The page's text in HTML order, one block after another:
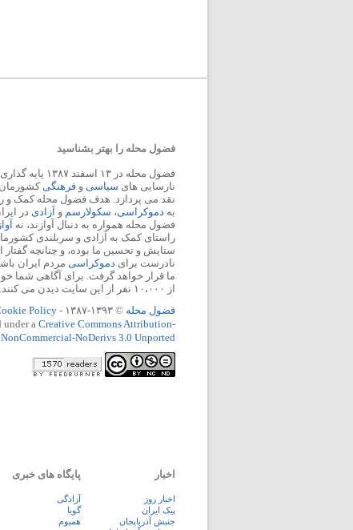
فضول محله را بهتر بشناسید
فضول محله در ۱۳
نارسایی های سیاسی و فرهنگیکشورمان
نقد می پردازد. هدف فضول محله کمک و
به دموکراسی، سکولارسم و آزادی در
فضول محله همواره به دنبال آوازند، نه
راستای کمک به آزادی و سربلندی
ستایش و تحسین ما بوده، و چنانچه گفتار
نادرست برای دموکراسی مردم ایران
ما قرار خواهد گرفت. برای آگاهی شما
از ۱۰،۰۰۰ نفر از این سایت دیدن می کنند.
فضول محله © ۱۳۹۳-۱۳۸۷ -
Policy
under a Creative Commons Attribution-
NonCommercial-NoDerivs 3.0 Unported
اخبار
اخبار روز
پيک ايران
جنبش آذربایجان
پایگاه های خبری
آزادگی
گویا
همبوم